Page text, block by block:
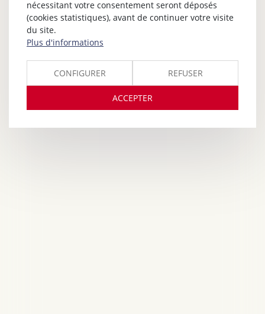
nécessitant votre consentement seront déposés
(cookies statistiques), avant de continuer votre visite
du site.
Plus d'informations
CONFIGURER REFUSER
ACCEPTER